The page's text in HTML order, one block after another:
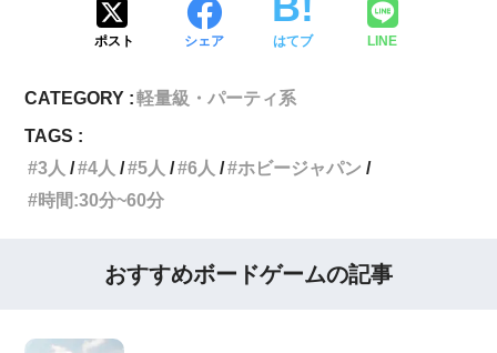
ポスト シェア はてブ LINE
CATEGORY :軽量級・パーティ系
TAGS :
3人
4人 5人 6人
ホビージャパン
時間:30分~60分
おすすめボードゲームの記事